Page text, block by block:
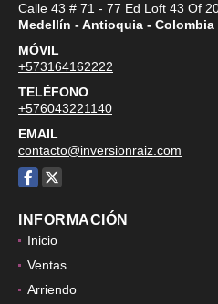
Calle 43 # 71 - 77 Ed Loft 43 Of
Medellín - Antioquia - Colombia
MÓVIL
+573164162222
TELÉFONO
+576043221140
EMAIL
contacto@inversionraiz.com
Facebook
X
INFORMACIÓN
Inicio
Ventas
Arriendo